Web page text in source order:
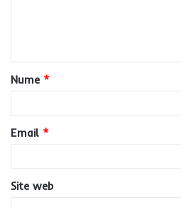
a
r
u
*
Nume *
Email *
Site web